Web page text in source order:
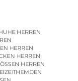
HERREN
HERREN
HERREN
HERREN